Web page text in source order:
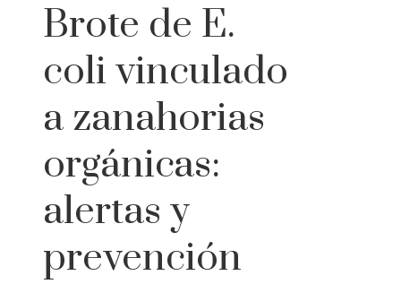
Brote de E.
coli vinculado
a zanahorias
orgánicas:
alertas y
prevención